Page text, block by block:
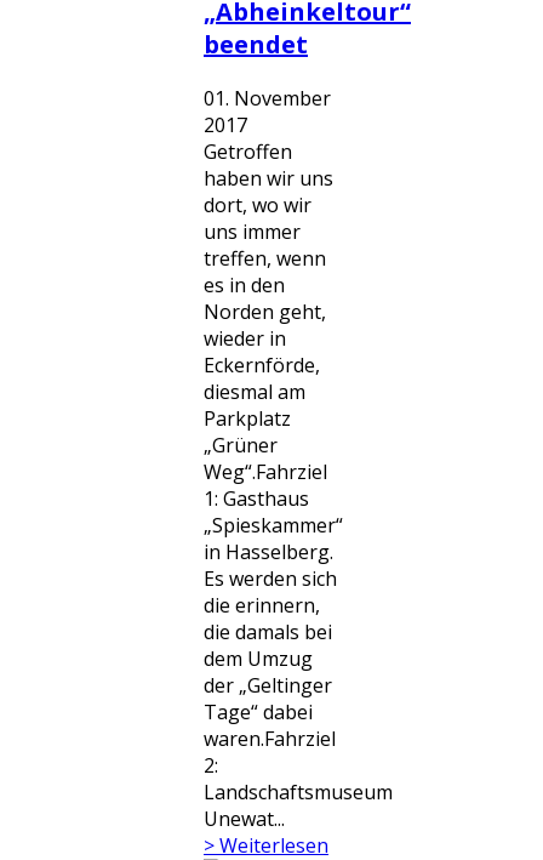
„Abheinkeltour“
beendet
01. November
2017
Getroffen
haben wir uns
dort, wo wir
uns immer
treffen, wenn
es in den
Norden geht,
wieder in
Eckernförde,
diesmal am
Parkplatz
„Grüner
Weg“.Fahrziel
1: Gasthaus
„Spieskammer“
in Hasselberg.
Es werden sich
die erinnern,
die damals bei
dem Umzug
der „Geltinger
Tage“ dabei
waren.Fahrziel
2:
Landschaftsmuseum
Unewat...
> Weiterlesen